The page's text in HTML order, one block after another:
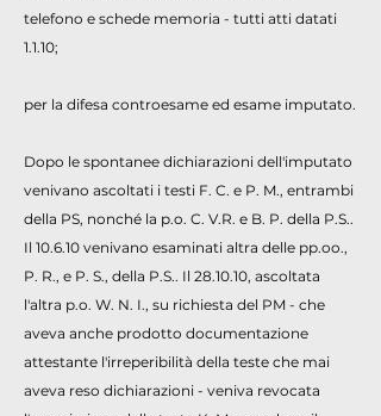
telefono e schede memoria - tutti atti datati
1.1.10;
per la difesa controesame ed esame imputato.
Dopo le spontanee dichiarazioni dell'imputato
venivano ascoltati i testi F. C. e P. M., entrambi
della PS, nonché la p.o. C. V.R. e B. P. della P.S..
Il 10.6.10 venivano esaminati altra delle pp.oo.,
P. R., e P. S., della P.S.. Il 28.10.10, ascoltata
l'altra p.o. W. N. I., su richiesta del PM - che
aveva anche prodotto documentazione
attestante l'irreperibilità della teste che mai
aveva reso dichiarazioni - veniva revocata